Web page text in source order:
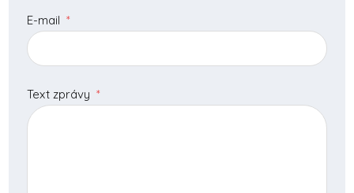
E-mail *
Text zprávy *